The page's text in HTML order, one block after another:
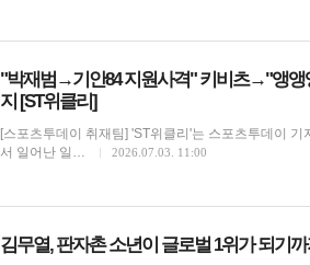
"박재범→기안84 지원사격" 키비츠→"앵앵
지 [ST위클리]
[스포츠투데이 취재팀] 'ST위클리'는 스포츠투데이
서 일어난 일…
2026.07.03. 11:00
김무열, 판자촌 소년이 글로벌 1위가 되기